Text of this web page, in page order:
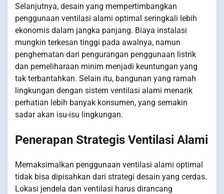
Selanjutnya, desain yang mempertimbangkan
penggunaan ventilasi alami optimal seringkali lebih
ekonomis dalam jangka panjang. Biaya instalasi
mungkin terkesan tinggi pada awalnya, namun
penghematan dari pengurangan penggunaan listrik
dan pemeliharaan minim menjadi keuntungan yang
tak terbantahkan. Selain itu, bangunan yang ramah
lingkungan dengan sistem ventilasi alami menarik
perhatian lebih banyak konsumen, yang semakin
sadar akan isu-isu lingkungan.
Penerapan Strategis Ventilasi Alami
Memaksimalkan penggunaan ventilasi alami optimal
tidak bisa dipisahkan dari strategi desain yang cerdas.
Lokasi jendela dan ventilasi harus dirancang